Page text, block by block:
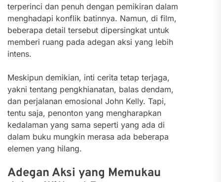
terperinci dan penuh dengan pemikiran dalam
menghadapi konflik batinnya. Namun, di film,
beberapa detail tersebut dipersingkat untuk
memberi ruang pada adegan aksi yang lebih
intens.
Meskipun demikian, inti cerita tetap terjaga,
yakni tentang pengkhianatan, balas dendam,
dan perjalanan emosional John Kelly. Tapi,
tentu saja, penonton yang mengharapkan
kedalaman yang sama seperti yang ada di
dalam buku mungkin merasa ada beberapa
elemen yang hilang.
Adegan Aksi yang Memukau